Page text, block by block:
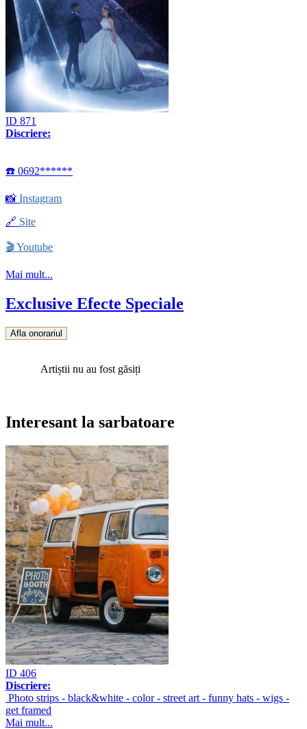
ID 871
Discriere:
☎️ 0692******
📸 Instagram
🔗 Site
🎬Youtube
Mai mult...
Exclusive Efecte Speciale
Afla onorariul
Artiștii nu au fost găsiți
Interesant la sarbatoare
ID 406
Discriere:
Photo strips - black&white - color - street art - funny hats - wigs -
get framed
Mai mult...